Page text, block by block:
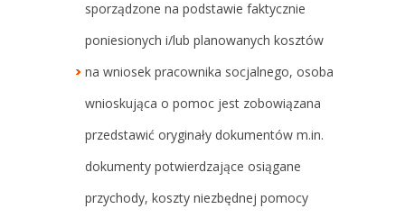
sporządzone na podstawie faktycznie
poniesionych i/lub planowanych kosztów
na wniosek pracownika socjalnego, osoba
wnioskująca o pomoc jest zobowiązana
przedstawić oryginały dokumentów m.in.
dokumenty potwierdzające osiągane
przychody, koszty niezbędnej pomocy